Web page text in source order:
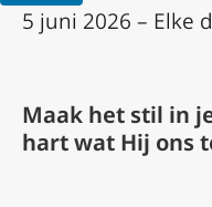
5 juni 2026 – Elke
Maak het stil in
hart wat Hij ons